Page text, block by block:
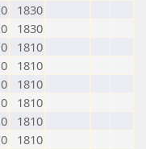
0
1830
0
1830
0
1810
0
1810
0
1810
0
1810
0
1810
0
1810